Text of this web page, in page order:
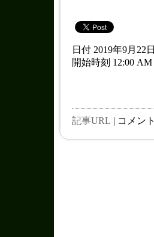
日付 2019年9月22日
開始時刻 12:00 AM
記事URL | コメント